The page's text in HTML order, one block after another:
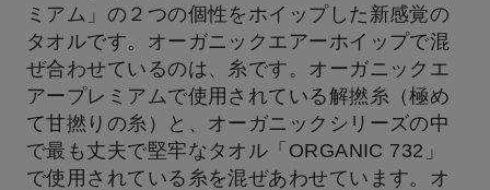
ミアム」の２つの個性をホイップした新感覚の
タオルです。オーガニックエアーホイップで混
ぜ合わせているのは、糸です。オーガニックエ
アープレミアムで使用されている解撚糸（極め
て甘撚りの糸）と、オーガニックシリーズの中
で最も丈夫で堅牢なタオル「ORGANIC 732」
で使用されている糸を混ぜあわせています。オ